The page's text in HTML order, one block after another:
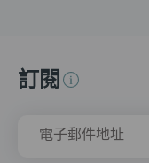
訂閱
電子郵件地址